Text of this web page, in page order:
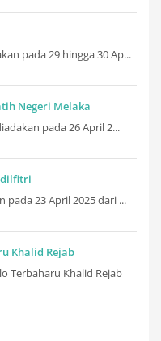
pada 29 hingga 30 Ap...
Negeri Melaka
pada 26 April 2...
pada 23 April 2025 dari ...
Khalid Rejab
Terbaharu Khalid Rejab